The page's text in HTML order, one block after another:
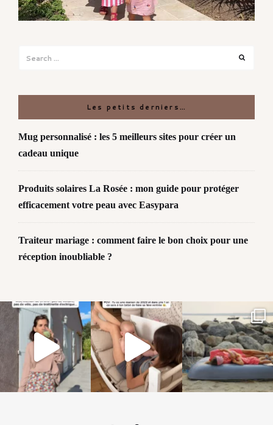
for:
Les petits derniers…
Mug personnalisé : les 5 meilleurs sites pour créer un
cadeau unique
Produits solaires La Rosée : mon guide pour protéger
efficacement votre peau avec Easypara
Traiteur mariage : comment faire le bon choix pour une
réception inoubliable ?